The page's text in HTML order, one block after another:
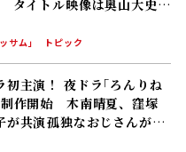
タイトル映像は奥山大史監
幸アナ 2026年度後期放
サム」
トピック
初主演！ 夜ドラ｢ろんりね
作開始 木南晴夏、窪塚
共演――孤独なおじさんが､
とに向き合う